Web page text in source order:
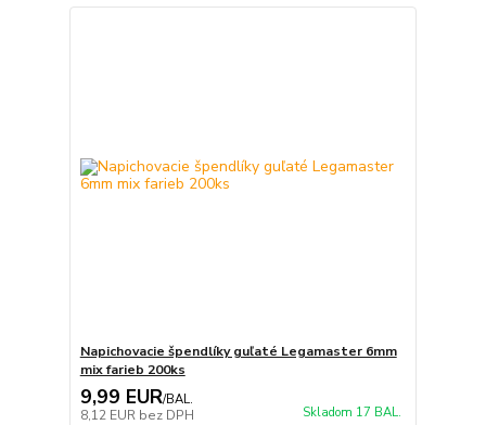
Napichovacie špendlíky guľaté Legamaster 6mm
mix farieb 200ks
9,99 EUR/BAL.
8,12 EUR bez DPH Skladom 17 BAL.